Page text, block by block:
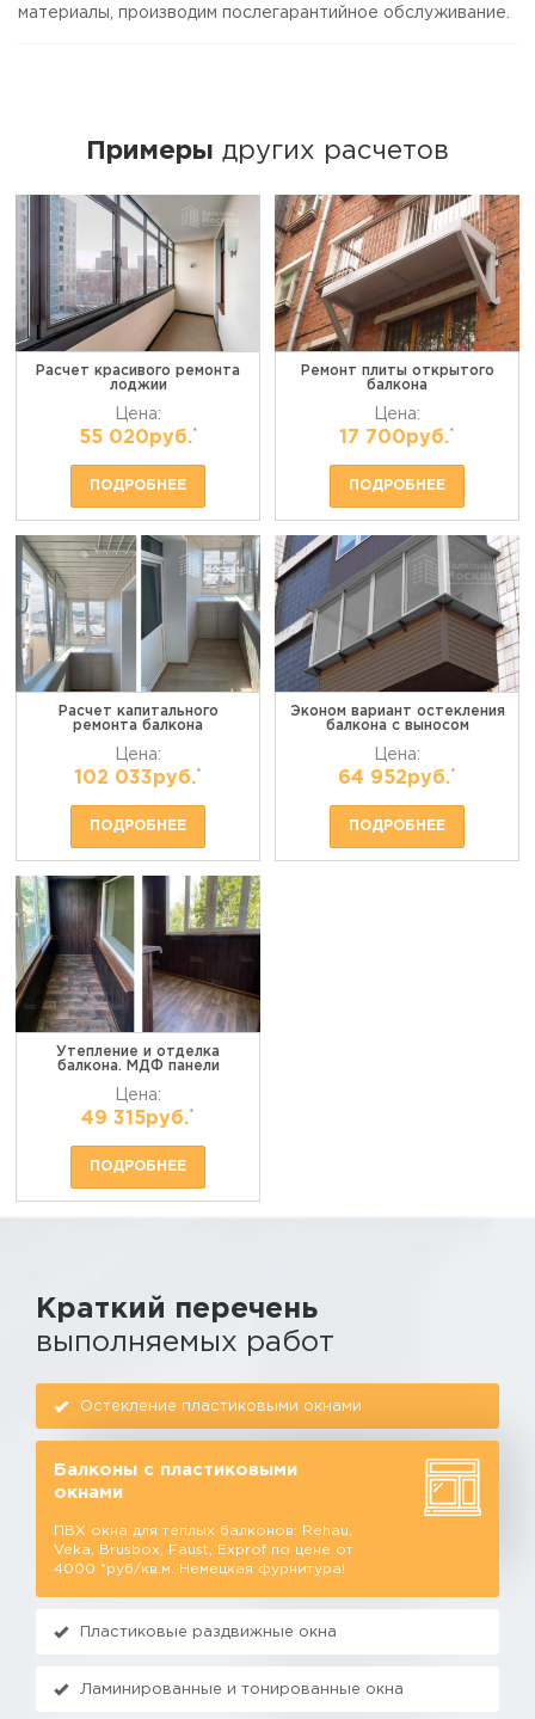
материалы, производим послегарантийное обслуживание.
Примеры других расчетов
Расчет красивого ремонта
лоджии
Цена:
55 020руб.*
ПОДРОБНЕЕ
Ремонт плиты открытого
балкона
Цена:
17 700руб.*
ПОДРОБНЕЕ
Расчет капитального
ремонта балкона
Цена:
102 033руб.*
ПОДРОБНЕЕ
Эконом вариант остекления
балкона с выносом
Цена:
64 952руб.*
ПОДРОБНЕЕ
Утепление и отделка
балкона. МДФ панели
Цена:
49 315руб.*
ПОДРОБНЕЕ
Краткий перечень
выполняемых работ
Остекление пластиковыми окнами
Балконы с пластиковыми
окнами
ПВХ окна для теплых балконов: Rehau,
Veka, Brusbox, Faust, Exprof по цене от
4000 *руб/кв.м. Немецкая фурнитура!
Пластиковые раздвижные окна
Ламинированные и тонированные окна